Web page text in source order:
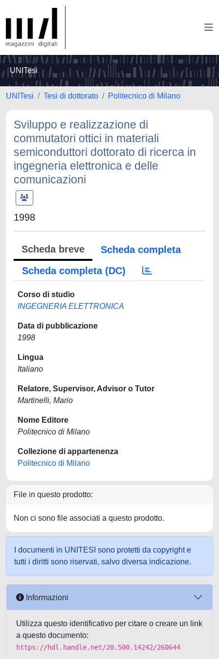
UNITesi
UNITesi Tesi di dottorato Politecnico di Milano
Sviluppo e realizzazione di
commutatori ottici in materiali
semiconduttori dottorato di ricerca in
ingegneria elettronica e delle
comunicazioni
1998
Scheda breve
Scheda completa
Scheda completa (DC)
Corso di studio
INGEGNERIA ELETTRONICA
Data di pubblicazione
1998
Lingua
Italiano
Relatore, Supervisor, Advisor o Tutor
Martinelli, Mario
Nome Editore
Politecnico di Milano
Collezione di appartenenza
Politecnico di Milano
File in questo prodotto:
Non ci sono file associati a questo prodotto.
I documenti in UNITESI sono protetti da copyright e
tutti i diritti sono riservati, salvo diversa indicazione.
Informazioni
Utilizza questo identificativo per citare o creare un link
a questo documento:
https://hdl.handle.net/20.500.14242/260644